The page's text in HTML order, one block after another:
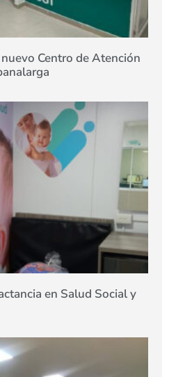
Centro de Atención
en Salud Social y